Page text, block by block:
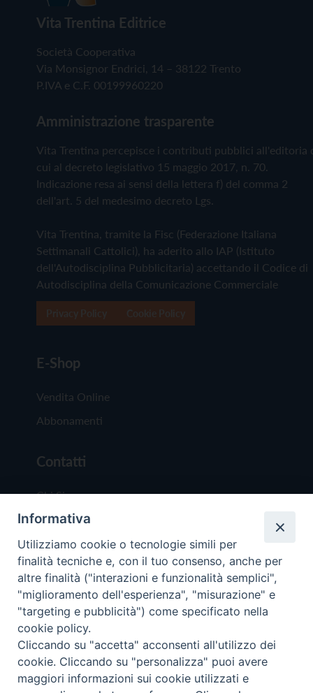
Vita Trentina Editrice
Società Cooperativa
Via Monsignor Endrici, 14 – 38122 Trento
P.IVA e C.F. 00199960220
Amministrazione trasparente
Vita Trentina percepisce i contributi pubblici all'editoria
cui al decreto legislativo 15 maggio 2017, n. 70.
Indicazione resa ai sensi della lettera f) del comma 2
dell'art. 5 del medesimo decreto Lgs.
Vita Trentina, tramite la Fisc (Federazione Italiana
Settimanali Cattolici), ha aderito allo IAP (Istituto
dell'Autodisciplina Pubblicitaria) accettando il Codice di
Autodisciplina della Comunicazione Commerciale
E-Shop
Vendita Online
Abbonamenti
Contatti
Chi Siamo
Redazione
Scrivici
Copyright © 2019 - Tutti i diritti riservati - Vita
Trentina Editrice
Privacy Policy
Informativa
Utilizziamo cookie o tecnologie simili per
finalità tecniche e, con il tuo consenso, anche per
altre finalità ("interazioni e funzionalità semplici",
"miglioramento dell'esperienza", "misurazione" e
"targeting e pubblicità") come specificato nella
cookie policy.
Cliccando su "accetta" acconsenti all'utilizzo dei
cookie. Cliccando su "personalizza" puoi avere
maggiori informazioni sui cookie utilizzati e